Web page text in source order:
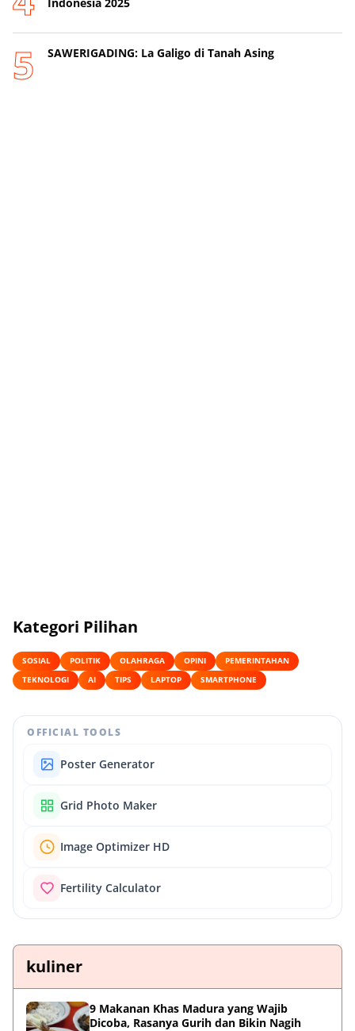
SAWERIGADING: La Galigo di Tanah Asing
Kategori Pilihan
SOSIAL POLITIK OLAHRAGA OPINI
PEMERINTAHAN
TEKNOLOGI
AI TIPS LAPTOP SMARTPHONE
OFFICIAL TOOLS
Poster Generator
Grid Photo Maker
Image Optimizer HD
Fertility Calculator
kuliner
9 Makanan Khas Madura yang Wajib
Dicoba, Rasanya Gurih dan Bikin Nagih